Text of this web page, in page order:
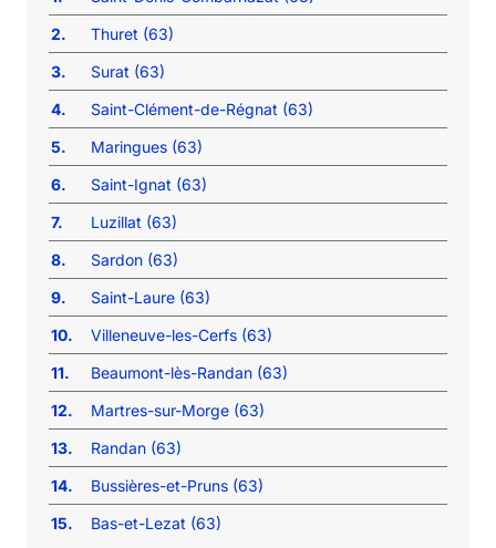
2.
Thuret (63)
3.
Surat (63)
4.
Saint-Clément-de-Régnat (63)
5.
Maringues (63)
6.
Saint-Ignat (63)
7.
Luzillat (63)
8.
Sardon (63)
9.
Saint-Laure (63)
10.
Villeneuve-les-Cerfs (63)
11.
Beaumont-lès-Randan (63)
12.
Martres-sur-Morge (63)
13.
Randan (63)
14.
Bussières-et-Pruns (63)
15.
Bas-et-Lezat (63)